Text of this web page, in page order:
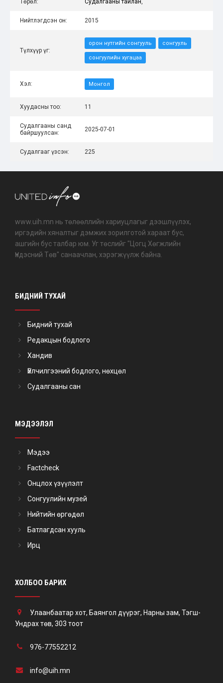
Нийтлэгдсэн он: 2015
Түлхүүр үг:
орон нутгийн сонгууль сонгууль
сонгуулийн хугацаа
Хэл: Монгол
Хуудасны тоо: 11
Судалгааны санд
байршуулсан:
2025-07-01
Судалгааг үзсэн: 225
www.uih.mn нь төлөөллийн хариуцлагыг дээшлүүлэх,
иргэдийн хяналтыг дэмжих зорилготой хараат бус,
ашгийн бус талбар юм. Уг төслийг "Цогц Хөгжлийн
Үндэсний Төв" санаачлан, хэрэгжүүлж байна.
БИДНИЙ ТУХАЙ
Бидний тухай
Редакцын бодлого
Хандив
Үйлчилгээний бодлого, нөхцөл
Судалгааны сан
МЭДЭЭЛЭЛ
Мэдээ
Factcheck
Онцлох үзүүлэлт
Сонгуулийн музей
Нийтийн өргөдөл
Батлагдсан хууль
Ирц
ХОЛБОО БАРИХ
Улаанбаатар хот, Баянгол дүүрэг, Нарны зам, Тэгш-
Ундрах төв, 303 тоот
976-77552212
info@uih.mn